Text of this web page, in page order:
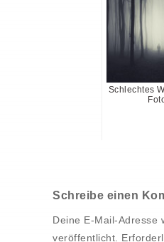
Schlechtes
Schreibe einen
Deine E-Mail-Adresse
veröffentlicht.